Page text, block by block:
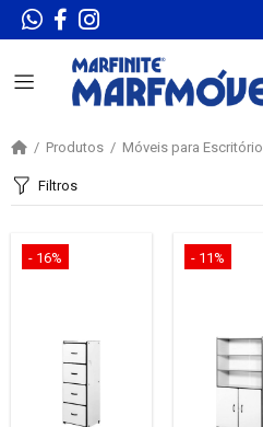
Produtos Móveis para Escritório
Filtros
- 16% - 11%